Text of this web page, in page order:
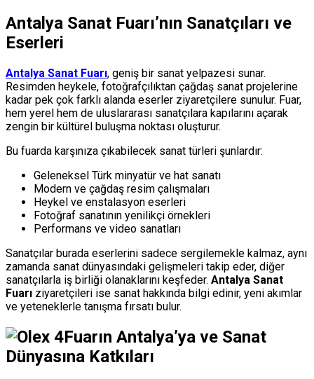
Antalya Sanat Fuarı’nın Sanatçıları ve
Eserleri
Antalya Sanat Fuarı, geniş bir sanat yelpazesi sunar.
Resimden heykele, fotoğrafçılıktan çağdaş sanat projelerine
kadar pek çok farklı alanda eserler ziyaretçilere sunulur. Fuar,
hem yerel hem de uluslararası sanatçılara kapılarını açarak
zengin bir kültürel buluşma noktası oluşturur.
Bu fuarda karşınıza çıkabilecek sanat türleri şunlardır:
Geleneksel Türk minyatür ve hat sanatı
Modern ve çağdaş resim çalışmaları
Heykel ve enstalasyon eserleri
Fotoğraf sanatının yenilikçi örnekleri
Performans ve video sanatları
Sanatçılar burada eserlerini sadece sergilemekle kalmaz, aynı
zamanda sanat dünyasındaki gelişmeleri takip eder, diğer
sanatçılarla iş birliği olanaklarını keşfeder. Antalya Sanat
Fuarı ziyaretçileri ise sanat hakkında bilgi edinir, yeni akımlar
ve yeteneklerle tanışma fırsatı bulur.
Fuarın Antalya’ya ve Sanat
Dünyasına Katkıları